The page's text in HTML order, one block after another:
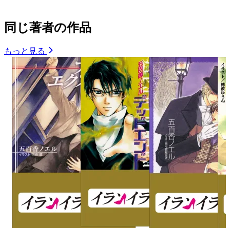
同じ著者の作品
もっと見る